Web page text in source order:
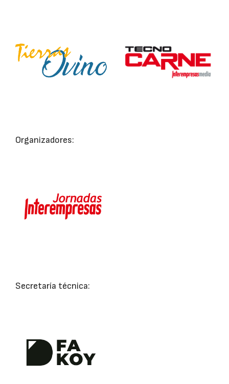
Organizadores:
Secretaría técnica: